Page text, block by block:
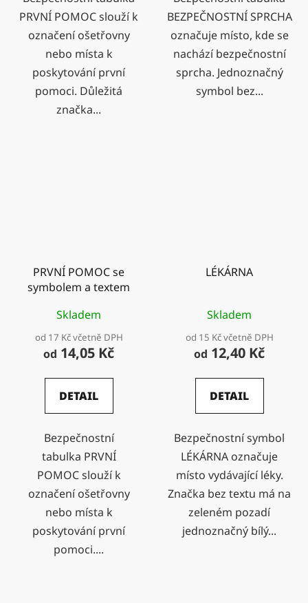
PRVNÍ POMOC slouží k
označení ošetřovny
nebo místa k
poskytování první
pomoci. Důležitá
značka...
BEZPEČNOSTNÍ SPRCHA
označuje místo, kde se
nachází bezpečnostní
sprcha. Jednoznačný
symbol bez...
PRVNÍ POMOC se
symbolem a textem
Skladem
od 17 Kč včetně DPH
od 14,05 Kč
DETAIL
Bezpečnostní
tabulka PRVNÍ
POMOC slouží k
označení ošetřovny
nebo místa k
poskytování první
pomoci....
LÉKÁRNA
Skladem
od 15 Kč včetně DPH
od 12,40 Kč
DETAIL
Bezpečnostní symbol
LÉKÁRNA označuje
místo vydávající léky.
Značka bez textu má na
zeleném pozadí
jednoznačný bílý...